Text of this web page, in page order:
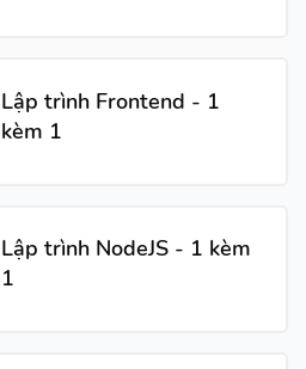
Lập trình Frontend - 1
kèm 1
Lập trình NodeJS - 1 kèm
1